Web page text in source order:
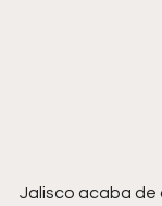
Jalisco acaba de